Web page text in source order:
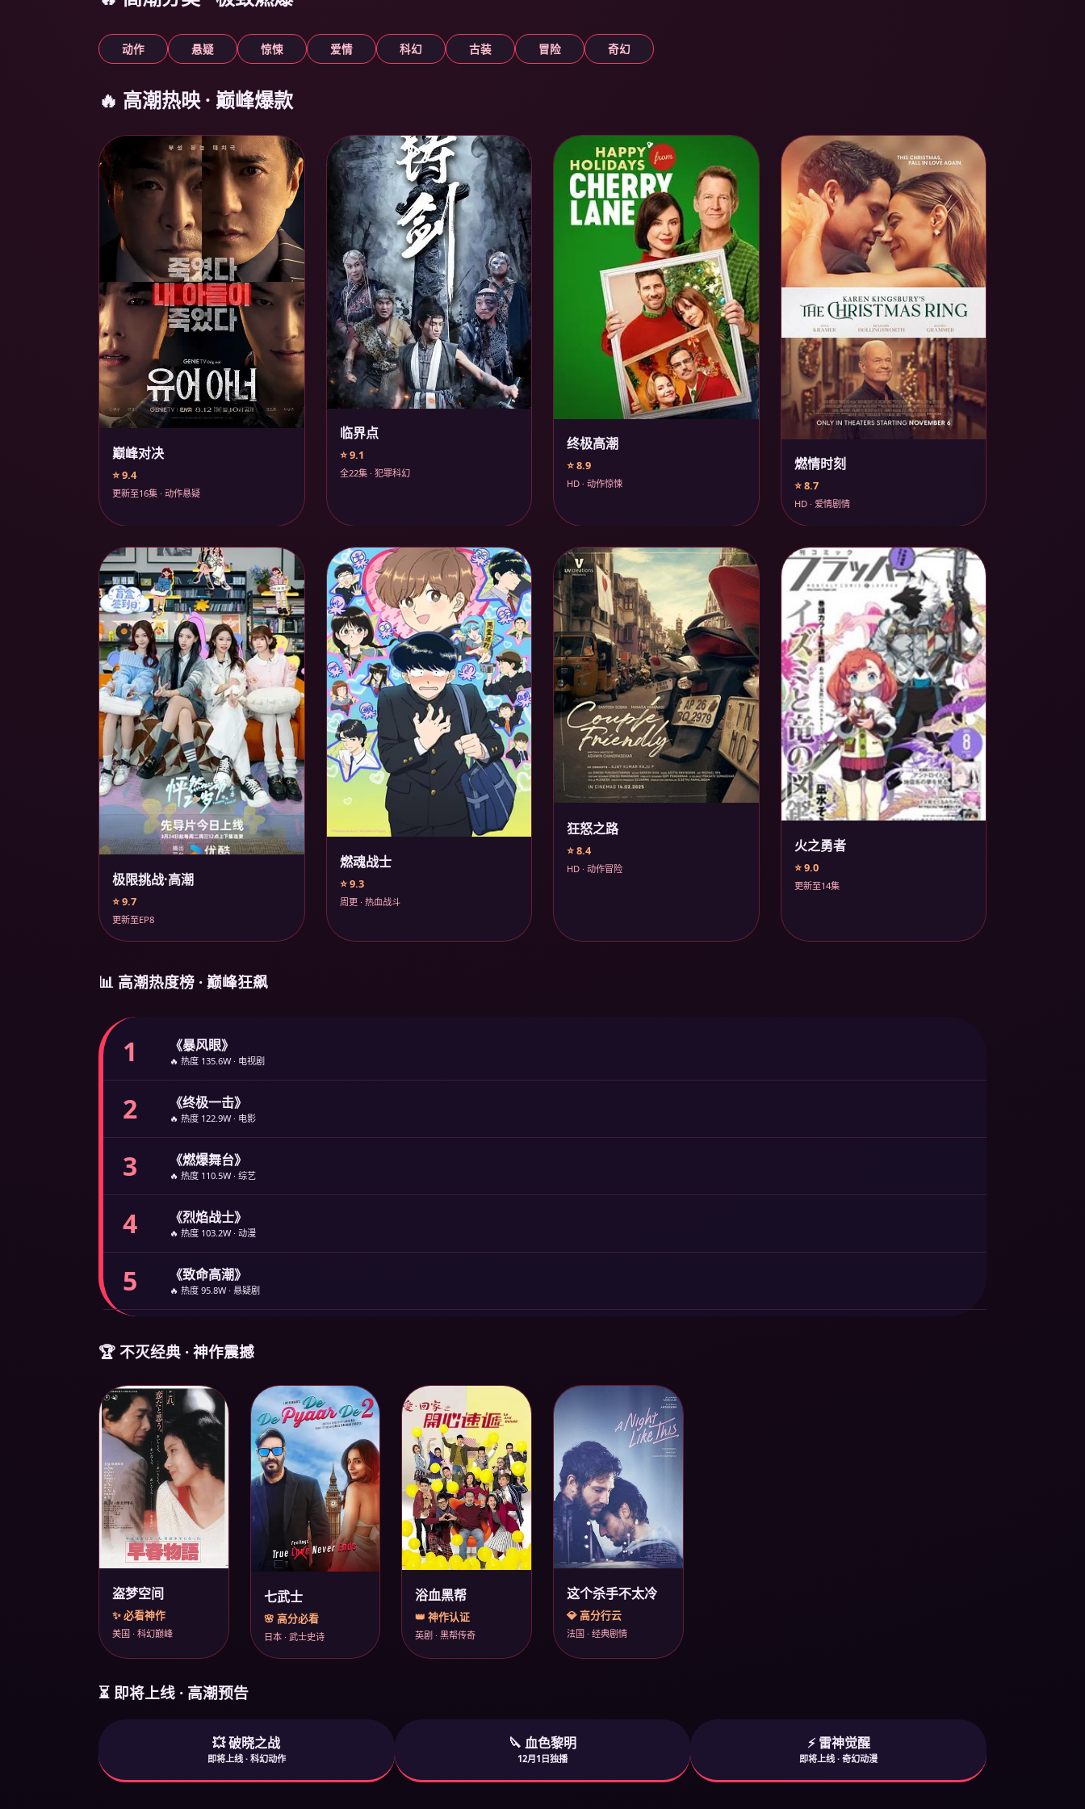
动作 悬疑 惊悚 爱情 科幻 古装 冒险 奇幻
🔥 高潮热映 · 巅峰爆款
巅峰对决
⭐ 9.4
更新至16集 · 动作悬疑
临界点
⭐ 9.1
全22集 · 犯罪科幻
终极高潮
⭐ 8.9
HD · 动作惊悚
燃情时刻
⭐ 8.7
HD · 爱情剧情
极限挑战·高潮
⭐ 9.7
更新至EP8
燃魂战士
⭐ 9.3
周更 · 热血战斗
狂怒之路
⭐ 8.4
HD · 动作冒险
火之勇者
⭐ 9.0
更新至14集
📊 高潮热度榜 · 巅峰狂飙
1 《暴风眼》
🔥 热度 135.6W · 电视剧
2 《终极一击》
🔥 热度 122.9W · 电影
3 《燃爆舞台》
🔥 热度 110.5W · 综艺
4 《烈焰战士》
🔥 热度 103.2W · 动漫
5 《致命高潮》
🔥 热度 95.8W · 悬疑剧
🏆 不灭经典 · 神作震撼
盗梦空间
✨ 必看神作
美国 · 科幻巅峰
七武士
🌸 高分必看
日本 · 武士史诗
浴血黑帮
👑 神作认证
英剧 · 黑帮传奇
这个杀手不太冷
💎 高分行云
法国 · 经典剧情
⏳ 即将上线 · 高潮预告
💥 破晓之战
即将上线 · 科幻动作
🔪 血色黎明
12月1日独播
⚡ 雷神觉醒
即将上线 · 奇幻动漫